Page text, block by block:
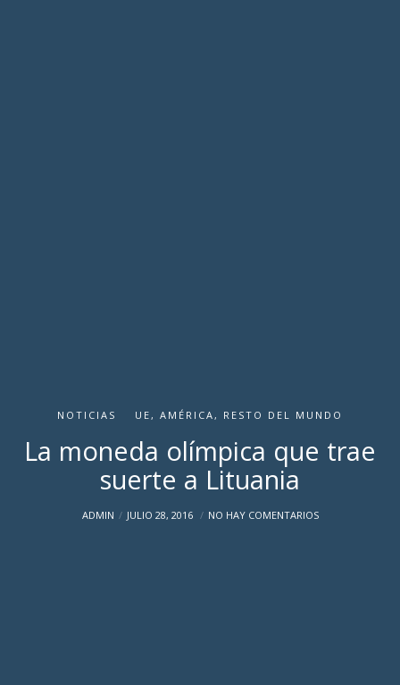
NOTICIAS UE, AMÉRICA, RESTO DEL MUNDO
La moneda olímpica que trae
suerte a Lituania
ADMIN JULIO 28, 2016 NO HAY COMENTARIOS